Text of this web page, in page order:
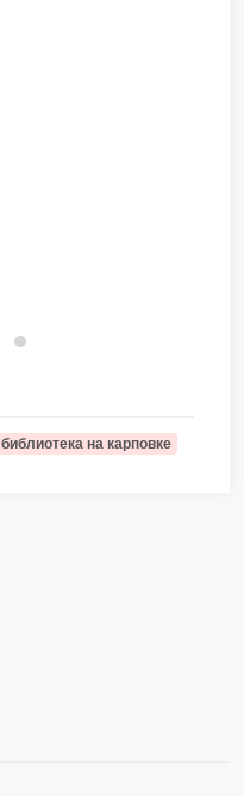
библиотека на карповке